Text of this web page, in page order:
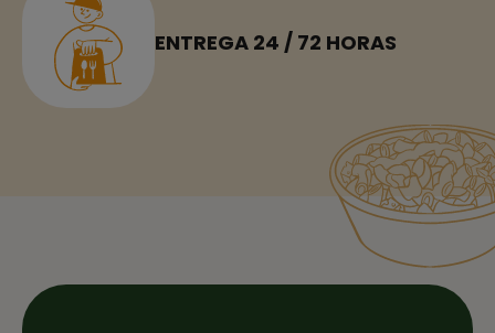
ENTREGA 24 / 72 HORAS